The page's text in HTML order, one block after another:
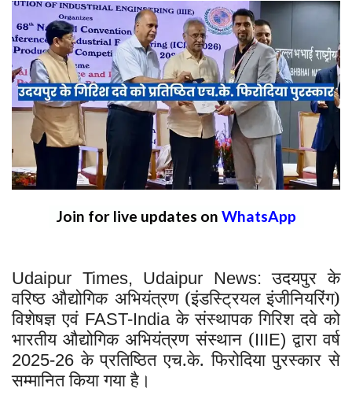
Join for live updates on WhatsApp
Udaipur Times, Udaipur News:उदयपुर के
वरिष्ठ औद्योगिक अभियंत्रण (इंडस्ट्रियल इंजीनियरिंग)
विशेषज्ञ एवं FAST-Indiaके संस्थापक गिरिश दवे को
भारतीय औद्योगिक अभियंत्रण संस्थान (IIIE)द्वारा वर्ष
2025-26के प्रतिष्ठित एच.के. फिरोदिया पुरस्कार से
सम्मानित किया गया है।